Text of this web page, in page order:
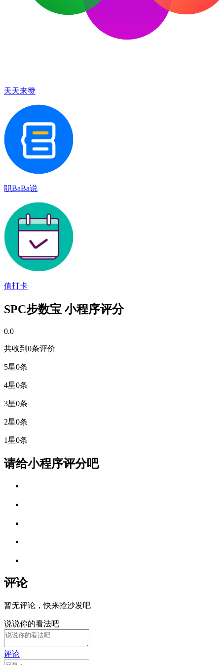
天天来赞
职BaBa说
值打卡
SPC步数宝 小程序评分
0.0
共收到0条评价
5星0条
4星0条
3星0条
2星0条
1星0条
请给小程序评分吧
评论
暂无评论，快来抢沙发吧
说说你的看法吧
评论